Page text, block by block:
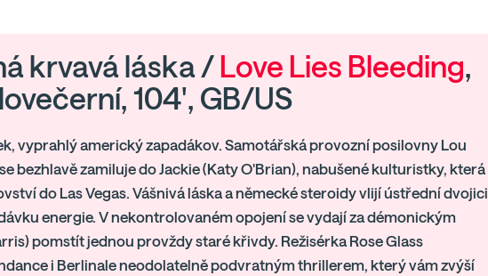
krvavá láska /Love Lies Bleeding,
104', GB/US
vyprahlý americký zapadákov. Samotářská provozní posilovny Lou
bezhlavě zamiluje do Jackie (Katy O'Brian), nabušené kulturistky, která
do Las Vegas. Vášnivá láska a německé steroidy vlijí ústřední dvojici
energie. V nekontrolovaném opojení se vydají za démonickým
pomstít jednou provždy staré křivdy. Režisérka Rose Glass
i Berlinale neodolatelně podvratným thrillerem, který vám zvýší